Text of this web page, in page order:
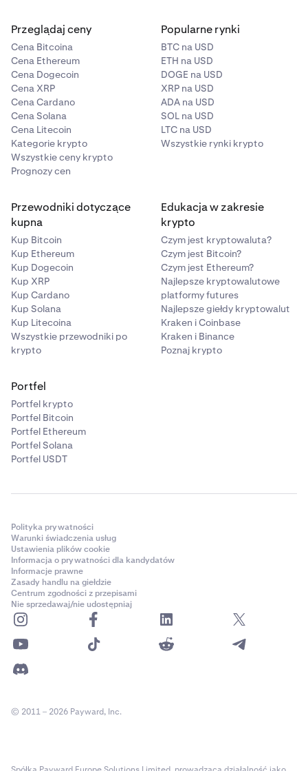
Przeglądaj ceny
Cena Bitcoina
Cena Ethereum
Cena Dogecoin
Cena XRP
Cena Cardano
Cena Solana
Cena Litecoin
Kategorie krypto
Wszystkie ceny krypto
Prognozy cen
Popularne rynki
BTC na USD
ETH na USD
DOGE na USD
XRP na USD
ADA na USD
SOL na USD
LTC na USD
Wszystkie rynki krypto
Przewodniki dotyczące
kupna
Kup Bitcoin
Kup Ethereum
Kup Dogecoin
Kup XRP
Kup Cardano
Kup Solana
Kup Litecoina
Wszystkie przewodniki po
krypto
Edukacja w zakresie
krypto
Czym jest kryptowaluta?
Czym jest Bitcoin?
Czym jest Ethereum?
Najlepsze kryptowalutowe
platformy futures
Najlepsze giełdy kryptowalut
Kraken i Coinbase
Kraken i Binance
Poznaj krypto
Portfel
Portfel krypto
Portfel Bitcoin
Portfel Ethereum
Portfel Solana
Portfel USDT
Polityka prywatności
Warunki świadczenia usług
Ustawienia plików cookie
Informacja o prywatności dla kandydatów
Informacje prawne
Zasady handlu na giełdzie
Centrum zgodności z przepisami
Nie sprzedawaj/nie udostępniaj
© 2011 – 2026 Payward, Inc.